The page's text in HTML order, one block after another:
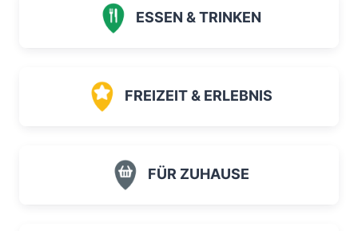
ESSEN & TRINKEN
FREIZEIT & ERLEBNIS
FÜR ZUHAUSE